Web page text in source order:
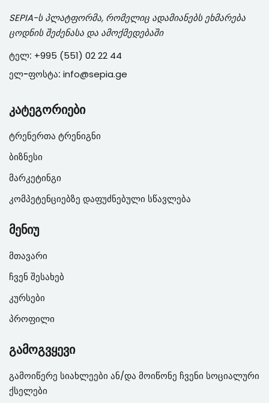
SEPIA-ს პლატფორმა, რომელიც ადამიანებს ეხმარება
ცოდნის შეძენასა და ამოქმედებაში
ტელ: +995 (551) 02 22 44
ელ-ფოსტა: info@sepia.ge
კატეგორიები
ტრენერთა ტრენიგნი
ბიზნესი
მარკეტინგი
კომპეტენციებზე დაფუძნებული სწავლება
მენიუ
მთავარი
ჩვენ შესახებ
კურსები
პროფილი
გამოგვყევი
გამოიწერე სიახლეები ან/და მოიწონე ჩვენი სოციალური
ქსელები